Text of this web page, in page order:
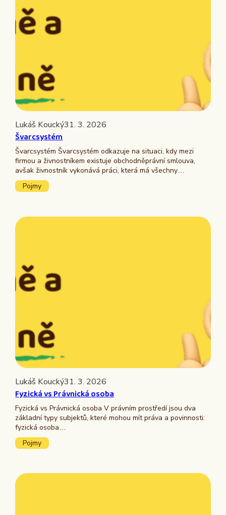
Lukáš Koucký31. 3. 2026
Švarcsystém
Švarcsystém Švarcsystém odkazuje na situaci, kdy mezi
firmou a živnostníkem existuje obchodněprávní smlouva,
avšak živnostník vykonává práci, která má všechny…
Pojmy
Lukáš Koucký31. 3. 2026
Fyzická vs Právnická osoba
Fyzická vs Právnická osoba V právním prostředí jsou dva
základní typy subjektů, které mohou mít práva a povinnosti:
fyzická osoba…
Pojmy